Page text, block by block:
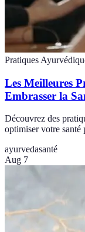
Pratiques
Les Meilleures
Embrasser la
Découvrez des
optimiser votre santé
ayurvedasanté
Aug 7